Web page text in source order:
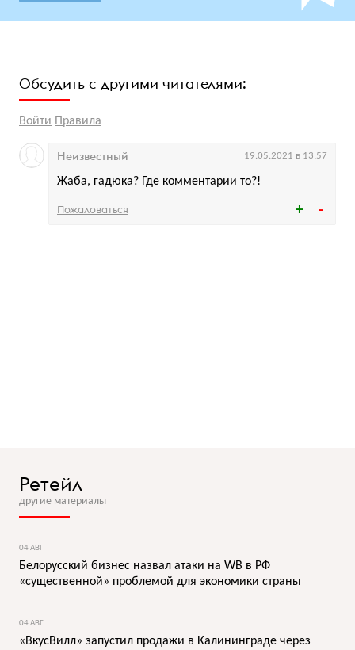
Обсудить с другими читателями:
Войти Правила
Жаба, гадюка? Где комментарии то?!
Неизвестный 19.05.2021 в 13:57
Пожаловаться
Ретейл
другие материалы
04 АВГ
Белорусский бизнес назвал атаки на WB в РФ
«существенной» проблемой для экономики страны
04 АВГ
«ВкусВилл» запустил продажи в Калининграде через